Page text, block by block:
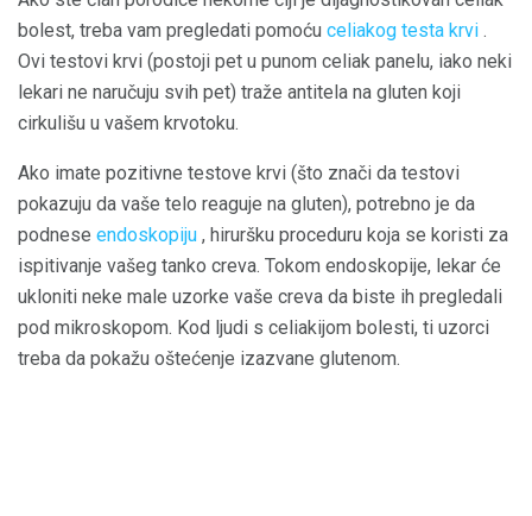
bolest, treba vam pregledati pomoću celiakog testa krvi .
Ovi testovi krvi (postoji pet u punom celiak panelu, iako neki
lekari ne naručuju svih pet) traže antitela na gluten koji
cirkulišu u vašem krvotoku.
Ako imate pozitivne testove krvi (što znači da testovi
pokazuju da vaše telo reaguje na gluten), potrebno je da
podnese endoskopiju , hiruršku proceduru koja se koristi za
ispitivanje vašeg tanko creva. Tokom endoskopije, lekar će
ukloniti neke male uzorke vaše creva da biste ih pregledali
pod mikroskopom. Kod ljudi s celiakijom bolesti, ti uzorci
treba da pokažu oštećenje izazvane glutenom.